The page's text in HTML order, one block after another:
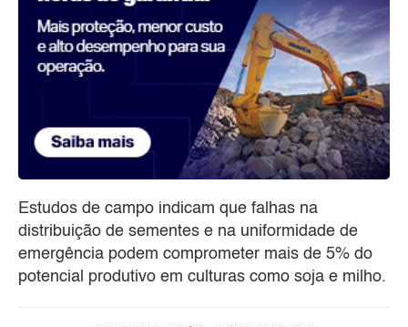
Estudos de campo indicam que falhas na
distribuição de sementes e na uniformidade de
emergência podem comprometer mais de 5% do
potencial produtivo em culturas como soja e milho.